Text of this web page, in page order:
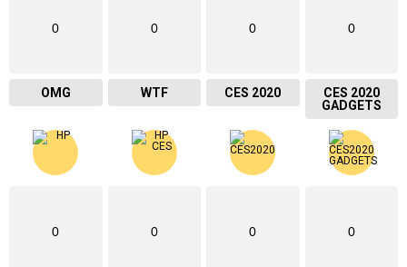
0
OMG
0
WTF
0
CES 2020
0
CES 2020
GADGETS
0 0 0 0